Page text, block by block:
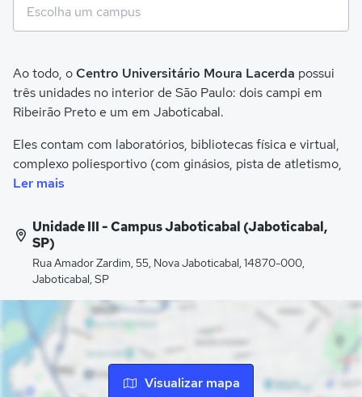
Ao todo, oCentro Universitário Moura Lacerda possui
três unidades no interior de São Paulo: dois campi em
Ribeirão Preto e um em Jaboticabal.
Eles contam com laboratórios, bibliotecas física e virtual,
complexo poliesportivo (com ginásios, pista de atletismo,
piscinas, campos e quadras de tênis), praças de
espaços para internação, centros cirúrgicos e setor para
exames).
Ler mais
Unidade III - Campus Jaboticabal (Jaboticabal,
SP)
Rua Amador Zardim, 55, Nova Jaboticabal, 14870-000,
Jaboticabal, SP
Visualizar mapa